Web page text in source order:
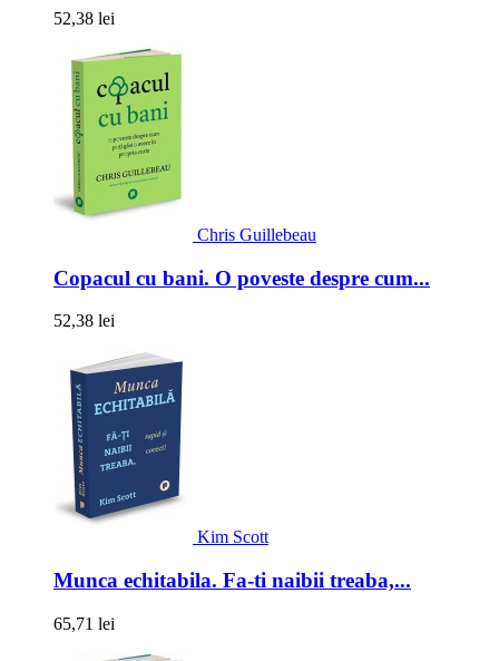
52,38 lei
Chris Guillebeau
Copacul cu bani. O poveste despre cum...
52,38 lei
Kim Scott
Munca echitabila. Fa-ti naibii treaba,...
65,71 lei